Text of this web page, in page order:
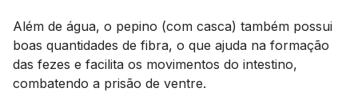
Além de água, o pepino (com casca) também possui
boas quantidades de fibra, o que ajuda na formação
das fezes e facilita os movimentos do intestino,
combatendo a prisão de ventre.